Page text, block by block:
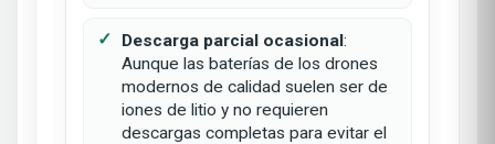
Descarga parcial ocasional:
Aunque las baterías de los drones
modernos de calidad suelen ser de
iones de litio y no requieren
descargas completas para evitar el